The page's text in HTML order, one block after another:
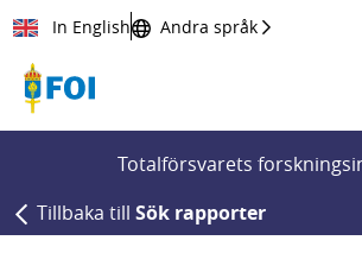
Till innehållet
In English Andra språk
Totalförsvarets
Tillbaka till Sök rapporter